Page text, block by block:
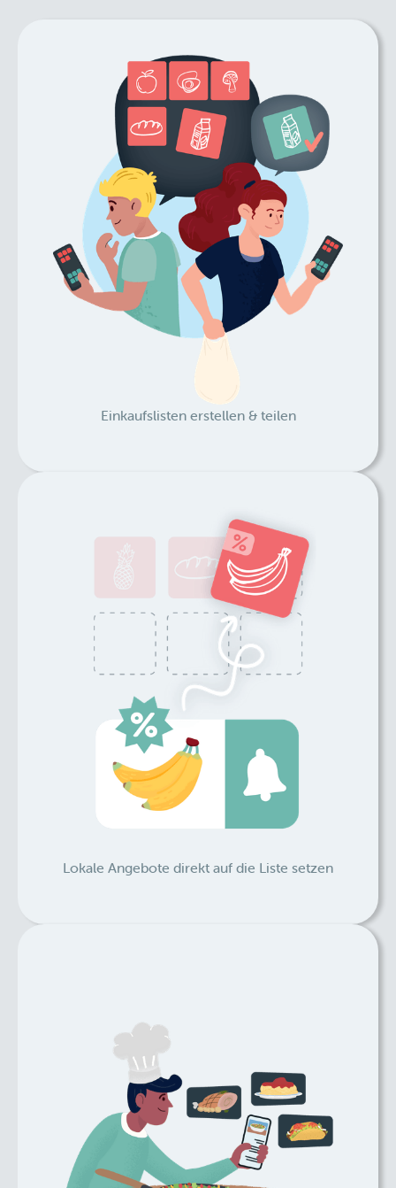
Einkaufslisten erstellen & teilen
Lokale Angebote direkt auf die Liste setzen